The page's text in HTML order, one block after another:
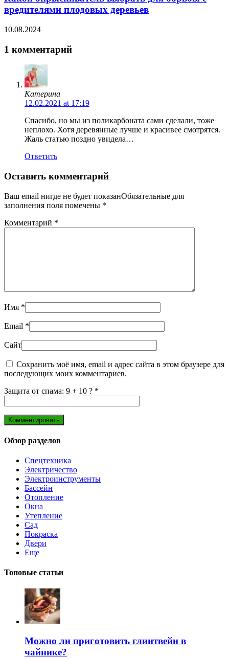
вредителями плодовых деревьев
10.08.2024
1 комментарий
Катерина
12.02.2021 at 17:19
Спасибо, но мы из поликарбоната сами сделали, тоже
неплохо. Хотя деревянные лучше и красивее смотрятся.
Жаль статью поздно увидела…
Ответить
Оставить комментарий
Ваш email нигде не будет показанОбязательные для
заполнения поля помечены *
Комментарий *
Имя *
Email *
Сайт
Сохранить моё имя, email и адрес сайта в этом браузере для
последующих моих комментариев.
Защита от спама: 9 + 10 ? *
Обзор разделов
Спецтехника
Электричество
Электроинструменты
Бассейн
Отопление
Окна
Утепление
Сад
Покраска
Двери
Еще
Топовые статьи
Можно ли приготовить глинтвейн в
чайнике?